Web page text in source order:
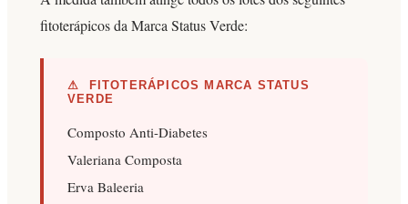
fitoterápicos da Marca Status Verde:
⚠ FITOTERÁPICOS MARCA STATUS
VERDE
Composto Anti-Diabetes
Valeriana Composta
Erva Baleeria